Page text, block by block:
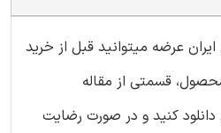
ایران عرضه میتوانید قبل از خرید
قسمتی از مقاله
دانلود کنید و در صورت رضایت